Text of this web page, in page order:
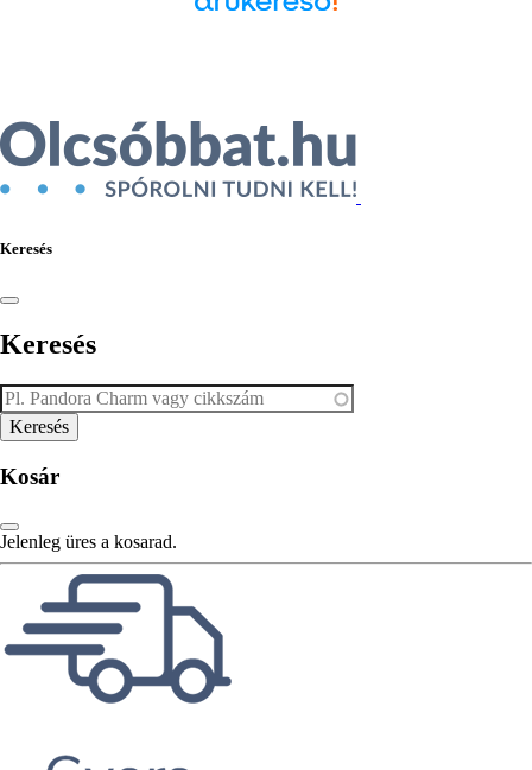
Keresés
Keresés
Kosár
Jelenleg üres a kosarad.